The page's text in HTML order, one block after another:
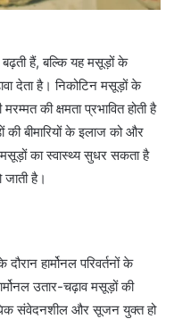
हैं, बल्कि यह मसूड़ों के
देता है। निकोटिन मसूड़ों के
की क्षमता प्रभावित होती है
बीमारियों के इलाज को और
का स्वास्थ्य सुधर सकता है
है।
हार्मोनल परिवर्तनों के
उतार-चढ़ाव मसूड़ों की
संवेदनशील और सूजन युक्त हो